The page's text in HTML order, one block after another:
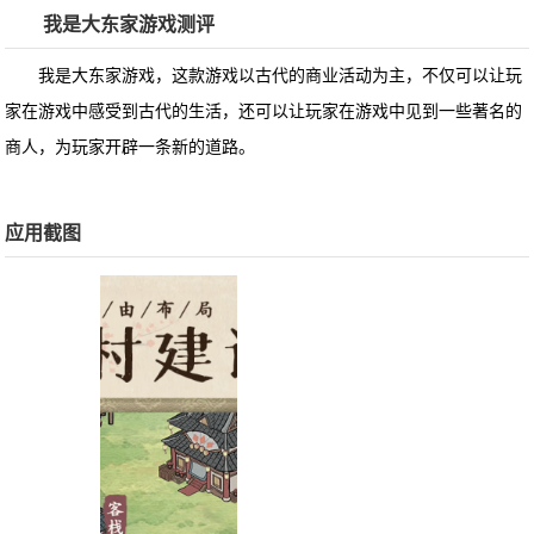
我是大东家游戏测评
我是大东家游戏，这款游戏以古代的商业活动为主，不仅可以让玩
家在游戏中感受到古代的生活，还可以让玩家在游戏中见到一些著名的
商人，为玩家开辟一条新的道路。
应用截图